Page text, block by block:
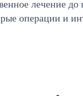
лечение
операции и